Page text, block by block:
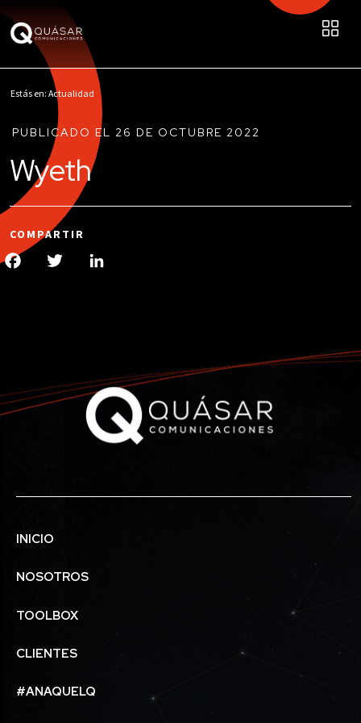
Estás en: Actualidad
PUBLICADO EL 26 DE OCTUBRE 2022
Wyeth
COMPARTIR
Facebook
Twitter
INICIO
NOSOTROS
TOOLBOX
CLIENTES
#ANAQUELQ